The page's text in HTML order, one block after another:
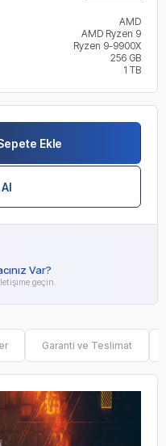
AMD
AMD Ryzen 9
Ryzen 9-9900X
256 GB
1 TB
Ekle
Var?
geçin.
Garanti ve Teslimat